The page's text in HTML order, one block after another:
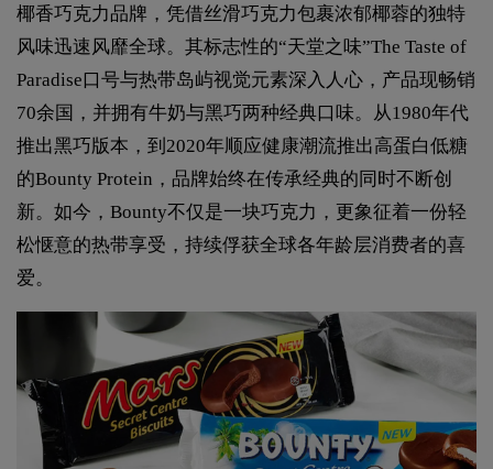
椰香巧克力品牌，凭借丝滑巧克力包裹浓郁椰蓉的独特
风味迅速风靡全球。其标志性的“天堂之味”The Taste of
Paradise口号与热带岛屿视觉元素深入人心，产品现畅销
70余国，并拥有牛奶与黑巧两种经典口味。从1980年代
推出黑巧版本，到2020年顺应健康潮流推出高蛋白低糖
的Bounty Protein，品牌始终在传承经典的同时不断创
新。如今，Bounty不仅是一块巧克力，更象征着一份轻
松惬意的热带享受，持续俘获全球各年龄层消费者的喜
爱。